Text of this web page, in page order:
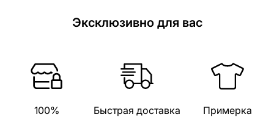
Эксклюзивно для вас
100%
Быстрая доставка
Примерка